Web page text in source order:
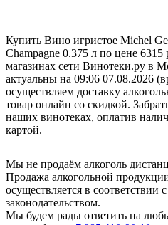
Купить Вино игристое Michel
Champagne 0.375 л по цене
магазинах сети Винотеки.ру в
актуальны на 09:06 07.08.2026
осуществляем доставку
товар онлайн со скидкой.
наших винотеках, оплатив
картой.
Мы не продаём алкоголь
Продажа алкогольной
осуществляется в соответствии
законодательством.
Мы будем рады ответить на